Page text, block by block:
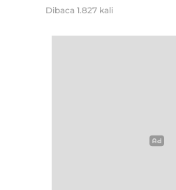
Dibaca 1.827 kali